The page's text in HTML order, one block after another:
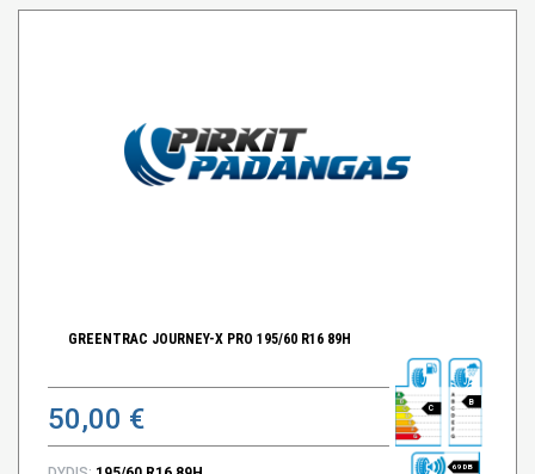
GREENTRAC JOURNEY-X PRO 195/60 R16 89H
50,00 € C
B
69 DB